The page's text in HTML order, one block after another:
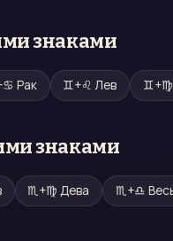
знаками
♋ Рак ♊+♌ Лев ♊+♍
знаками
♏+♍ Дева ♏+♎